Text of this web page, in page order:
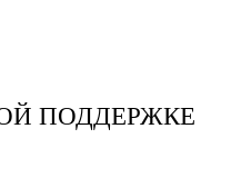
ПОДДЕРЖКЕ